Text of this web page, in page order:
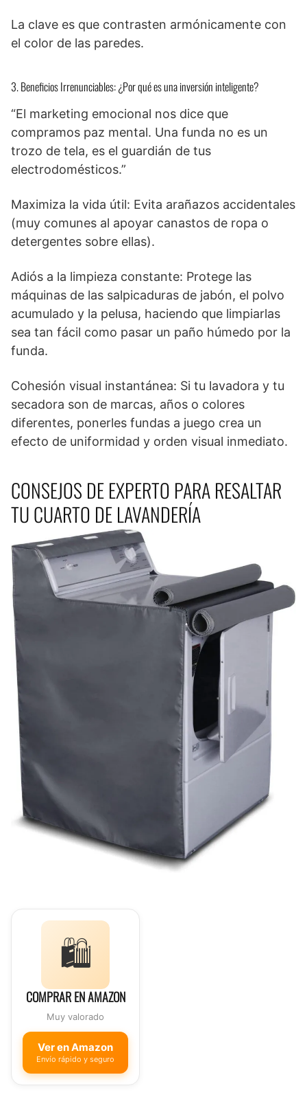
La clave es que contrasten armónicamente con
el color de las paredes.
3. Beneficios Irrenunciables: ¿Por qué es una inversión inteligente?
“El marketing emocional nos dice que
compramos paz mental. Una funda no es un
trozo de tela, es el guardián de tus
electrodomésticos.”
Maximiza la vida útil: Evita arañazos accidentales
(muy comunes al apoyar canastos de ropa o
detergentes sobre ellas).
Adiós a la limpieza constante: Protege las
máquinas de las salpicaduras de jabón, el polvo
acumulado y la pelusa, haciendo que limpiarlas
sea tan fácil como pasar un paño húmedo por la
funda.
Cohesión visual instantánea: Si tu lavadora y tu
secadora son de marcas, años o colores
diferentes, ponerles fundas a juego crea un
efecto de uniformidad y orden visual inmediato.
CONSEJOS DE EXPERTO PARA RESALTAR
TU CUARTO DE LAVANDERÍA
🛍️
COMPRAR EN AMAZON
Muy valorado
Ver en Amazon
Envío rápido y seguro